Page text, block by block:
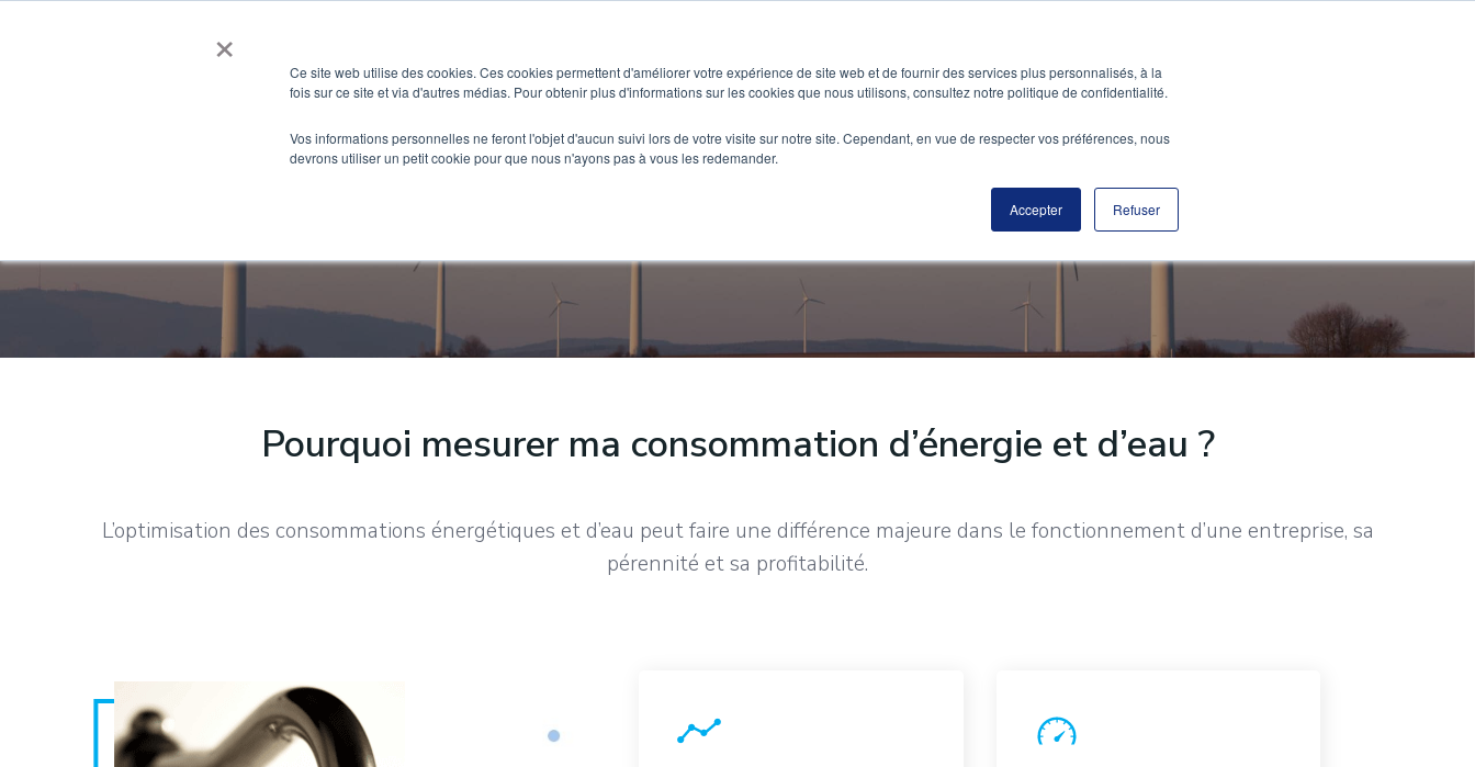
×
Ce site web utilise des cookies. Ces cookies permettent d'améliorer votre expérience de site web et de fournir des services plus personnalisés, à la
fois sur ce site et via d'autres médias. Pour obtenir plus d'informations sur les cookies que nous utilisons, consultez notre politique de confidentialité.
Vos informations personnelles ne feront l'objet d'aucun suivi lors de votre visite sur notre site. Cependant, en vue de respecter vos préférences, nous
devrons utiliser un petit cookie pour que nous n'ayons pas à vous les redemander.
Accepter Refuser
Énergie et Eau
Réduisez votre impact environnemental et pérennisez vos gains.
Pourquoi mesurer ma consommation d’énergie et d’eau ?
L’optimisation des consommations énergétiques et d’eau peut faire une différence majeure dans le fonctionnement d’une entreprise, sa
pérennité et sa profitabilité.